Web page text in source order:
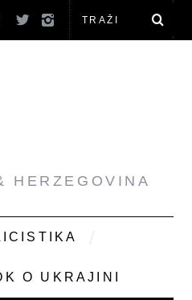
HERZEGOVINA
O UKRAJINI